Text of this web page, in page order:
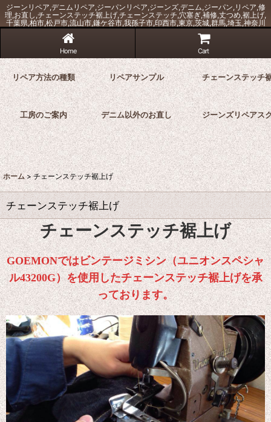
ジーンリペア,デニムリペア,ジーパンリペア,ジーンズ,デニム,ジーパン,リペア,修
理,お直し,チェーンステッチ裾上げ,チェーンステッチ,穴塞ぎ,補修,丈つめ,裾上げ,
千葉県,柏市,松戸市,流山市,鎌ケ谷市,我孫子市,印西市,東京,茨城,群馬,埼玉,神奈川
Home Cart
リペア方法の種類 リペアサンプル チェーンステッチ
工房のご案内 デニム以外のお直し ジーンズリペアス
ホーム > チェーンステッチ裾上げ
チェーンステッチ裾上げ
チェーンステッチ裾上げ
GOEMONではビンテージミシン（ユニオンスペシャ
ル43200G）を使用したチェーンステッチ裾上げを承
っております。